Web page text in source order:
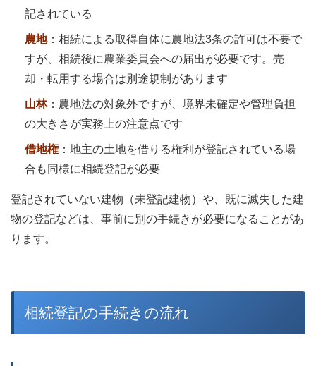
記されている
農地：相続による取得自体に農地法3条の許可は不要で
すが、相続後に農業委員会への届出が必要です。売
却・転用する場合は別途規制があります
山林：農地法の対象外ですが、境界未確定や管理負担
の大きさが実務上の注意点です
借地権：地主の土地を借りる権利が登記されている場
合も同様に相続登記が必要
登記されていない建物（未登記建物）や、既に滅失した建
物の登記などは、事前に別の手続きが必要になることがあ
ります。
相続登記の手続きの流れ